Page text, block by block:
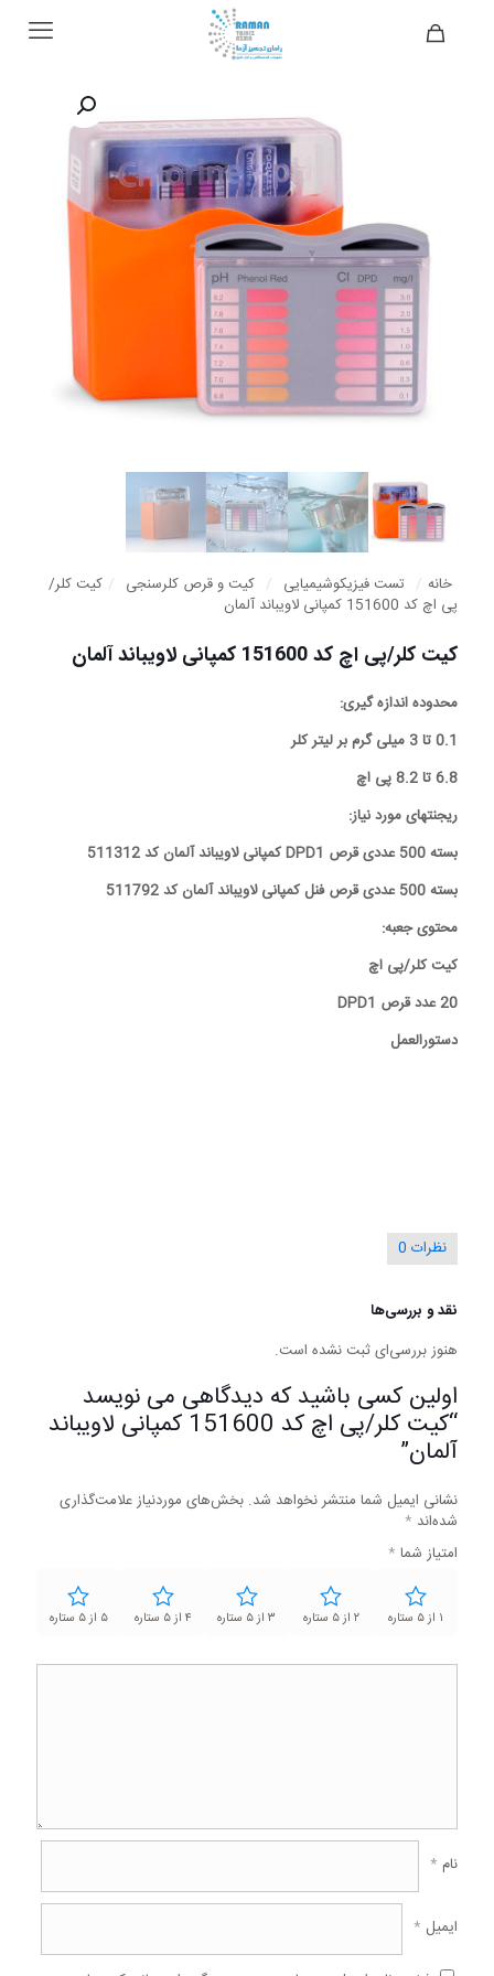
خانه / تست فیزیکوشیمیایی / کیت و قرص کلرسنجی / کیت کلر/
پی اچ کد 151600 کمپانی لاویباند آلمان
کیت کلر/پی اچ کد 151600 کمپانی لاویباند آلمان
محدوده اندازه گیری:
0.1 تا 3 میلی گرم بر لیتر کلر
6.8 تا 8.2 پی اچ
ریجنتهای مورد نیاز:
بسته 500 عددی قرص DPD1 کمپانی لاویباند آلمان کد 511312
بسته 500 عددی قرص فنل کمپانی لاویباند آلمان کد 511792
محتوی جعبه:
کیت کلر/پی اچ
20 عدد قرص DPD1
دستورالعمل
نظرات 0
نقد و بررسی‌ها
هنوز بررسی‌ای ثبت نشده است.
اولین کسی باشید که دیدگاهی می نویسد
“کیت کلر/پی اچ کد 151600 کمپانی لاویباند
آلمان”
نشانی ایمیل شما منتشر نخواهد شد. بخش‌های موردنیاز علامت‌گذاری
شده‌اند *
امتیاز شما *
۱ از ۵ ستاره ۲ از ۵ ستاره ۳ از ۵ ستاره ۴ از ۵ ستاره ۵ از ۵ ستاره
نام *
ایمیل *